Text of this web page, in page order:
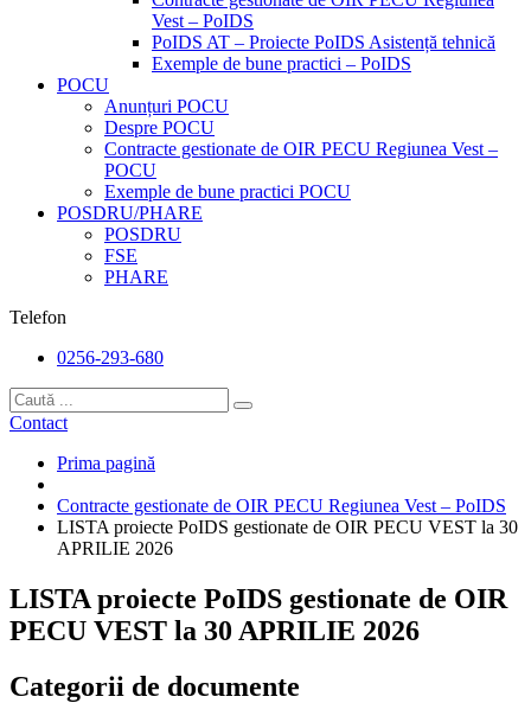
Vest – PoIDS
PoIDS AT – Proiecte PoIDS Asistență tehnică
Exemple de bune practici – PoIDS
POCU
Anunțuri POCU
Despre POCU
Contracte gestionate de OIR PECU Regiunea Vest –
POCU
Exemple de bune practici POCU
POSDRU/PHARE
POSDRU
FSE
PHARE
Telefon
0256-293-680
Contact
Prima pagină
Contracte gestionate de OIR PECU Regiunea Vest – PoIDS
LISTA proiecte PoIDS gestionate de OIR PECU VEST la 30
APRILIE 2026
LISTA proiecte PoIDS gestionate de OIR
PECU VEST la 30 APRILIE 2026
Categorii de documente